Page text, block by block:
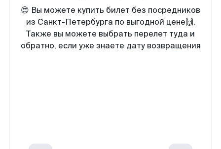
😍 Вы можете купить билет без посредников
из Санкт-Петербурга по выгодной цене🙌.
Также вы можете выбрать перелет туда и
обратно, если уже знаете дату возвращения